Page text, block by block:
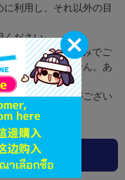
利用し、それ以外の目
ください。
円分』は実店舗のみでご
利用は出来ません。あ
止になる場合がござい
開催中！